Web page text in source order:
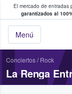
El mercado de entradas
garantizados al
Menú
y venta de
Conciertos/ Rock
La Renga